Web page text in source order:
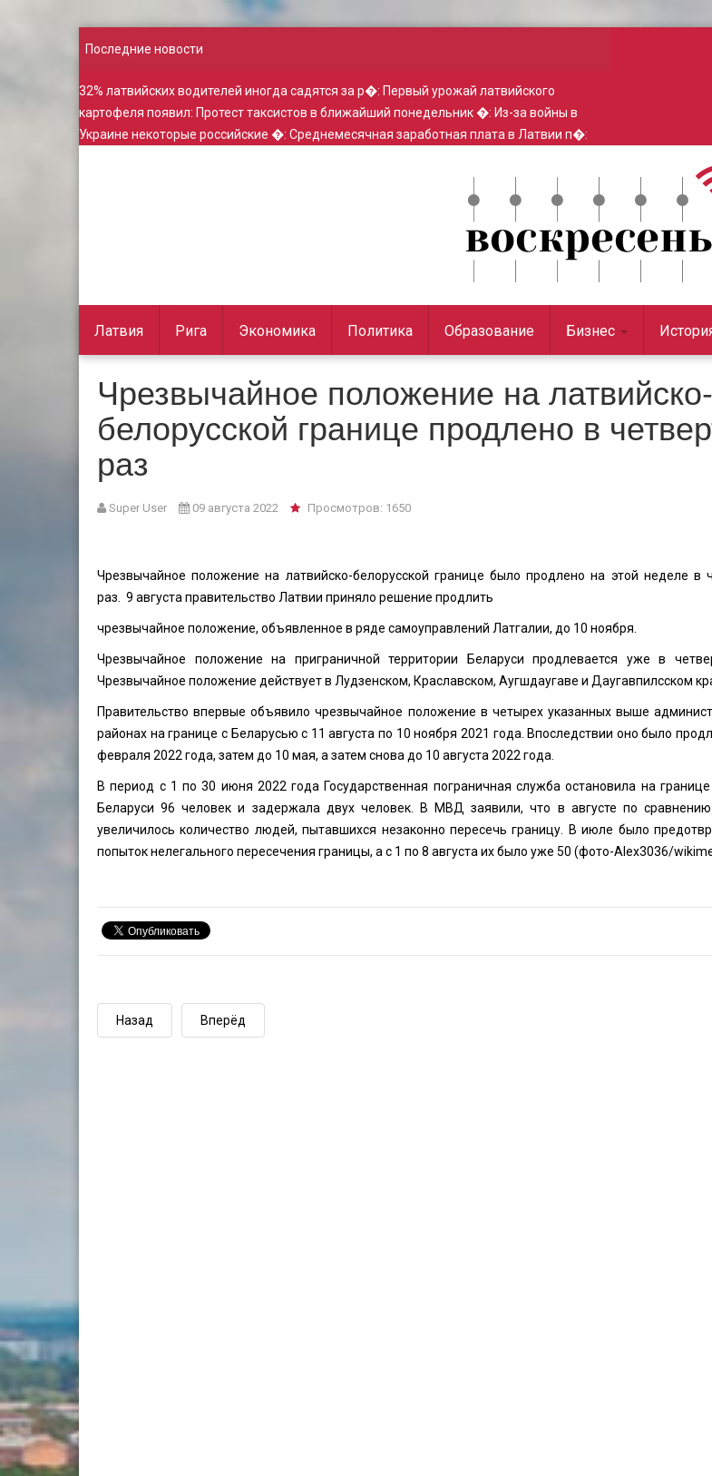
Последние новости
32% латвийских водителей иногда садятся за р�: Первый урожай латвийского
картофеля появил: Протест таксистов в ближайший понедельник �: Из-за войны в
Украине некоторые российские �: Среднемесячная заработная плата в Латвии п�:
Латвия Рига Экономика Политика Образование Бизнес
Чрезвычайное положение на латвийско-
белорусской границе продлено в
раз
Super User 09 августа 2022 Просмотров: 1650
Чрезвычайное положение на латвийско-белорусской границе было продлено на этой неделе в
раз. 9 августа правительство Латвии приняло решение продлить
чрезвычайное положение, объявленное в ряде самоуправлений Латгалии, до 10 ноября.
Чрезвычайное положение на приграничной территории Беларуси продлевается уже в
Чрезвычайное положение действует в Лудзенском, Краславском, Аугшдаугаве и Даугавпилсском
Правительство впервые объявило чрезвычайное положение в четырех указанных выше
районах на границе с Беларусью с 11 августа по 10 ноября 2021 года. Впоследствии оно было
февраля 2022 года, затем до 10 мая, а затем снова до 10 августа 2022 года.
В период с 1 по 30 июня 2022 года Государственная пограничная служба остановила на
Беларуси 96 человек и задержала двух человек. В МВД заявили, что в августе по
увеличилось количество людей, пытавшихся незаконно пересечь границу. В июле было
попыток нелегального пересечения границы, а с 1 по 8 августа их было уже 50 (фото-Alex3036/
Назад Вперёд